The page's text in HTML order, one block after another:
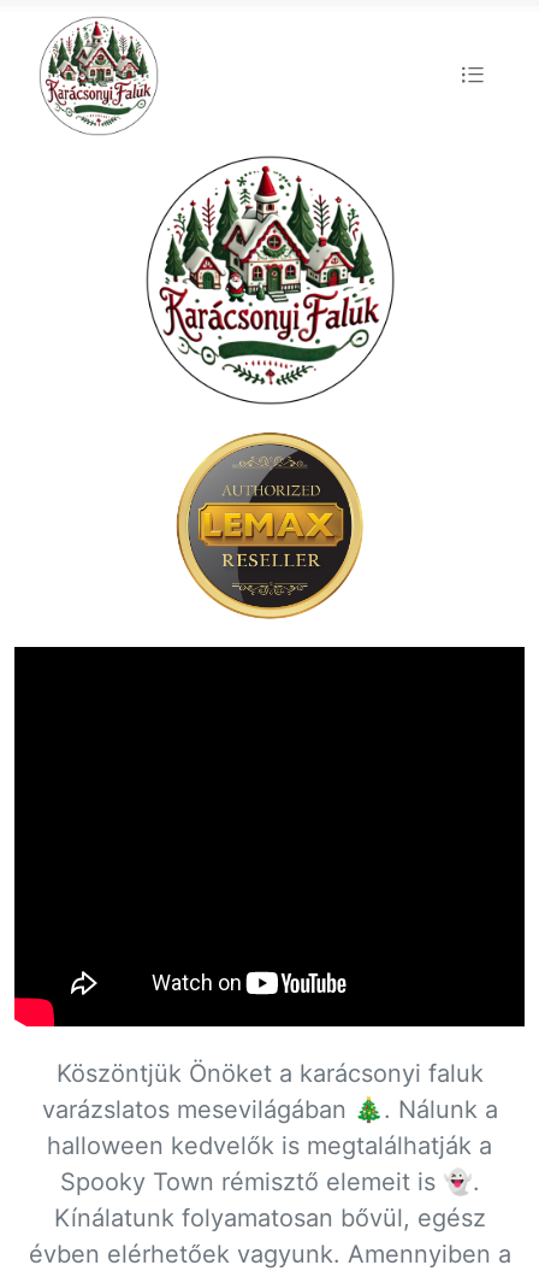
Köszöntjük Önöket a karácsonyi faluk
varázslatos mesevilágában 🎄. Nálunk a
halloween kedvelők is megtalálhatják a
Spooky Town rémisztő elemeit is 👻.
Kínálatunk folyamatosan bővül, egész
évben elérhetőek vagyunk. Amennyiben a